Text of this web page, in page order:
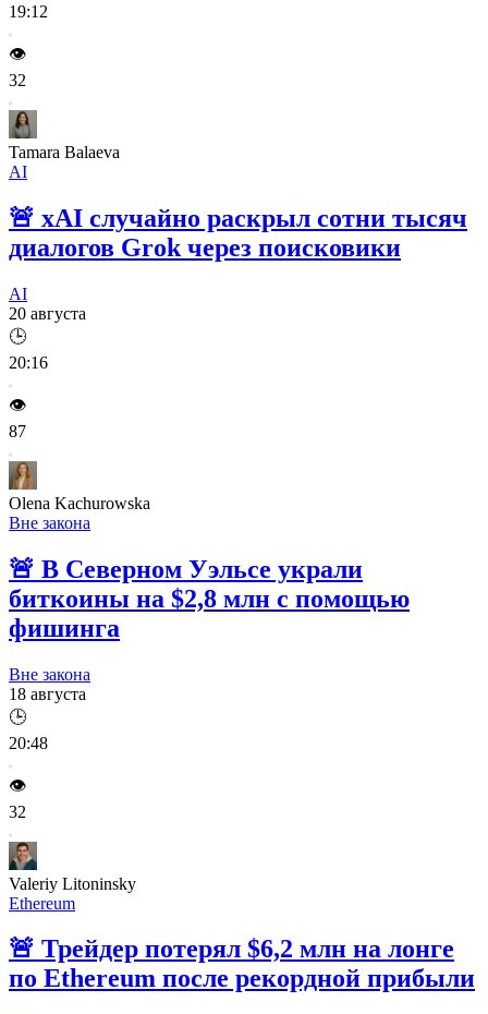
19:12
👁️
32
Tamara Balaeva
AI
🚨 xAI случайно раскрыл сотни тысяч
диалогов Grok через поисковики
AI
20 августа
🕒
20:16
👁️
87
Olena Kachurowska
Вне закона
🚨 В Северном Уэльсе украли
биткоины на $2,8 млн с помощью
фишинга
Вне закона
18 августа
🕒
20:48
👁️
32
Valeriy Litoninsky
Ethereum
🚨 Трейдер потерял $6,2 млн на лонге
по Ethereum после рекордной прибыли